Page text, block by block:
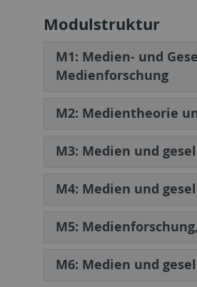
Modulstruktur
M1: Medien- und
Medienforschung
M2: Medientheorie
M3: Medien und
M4: Medien und
M5:
M6: Medien und